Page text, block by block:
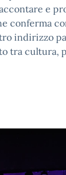
e
conferma
indirizzo
tra cultura,